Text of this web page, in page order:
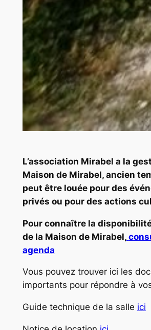
L’association Mirabel a la
Maison de Mirabel, ancien
peut être louée pour des
privés ou pour des actions
Pour connaître la
de la Maison de Mirabel,
agenda
Vous pouvez trouver ici les
importants pour répondre à
Guide technique de la salle ici